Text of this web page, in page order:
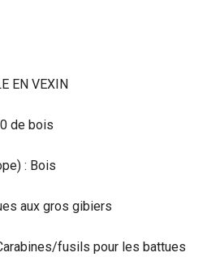
EN VEXIN
de bois
: Bois
aux gros gibiers
fusils pour les battues